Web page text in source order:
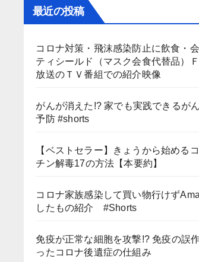
最近の投稿
コロナ対策・飛沫感染防止に飲食・
ティシールド（マスク会食代替品）
放送のＴＶ番組での紹介映像
がんが消えた!? 家でも実践できるが
予防 #shorts
【ベストセラー】きょうから始める
チン解毒17の方法【本要約】
コロナ家族感染して買い物行けず
したもの紹介 #Shorts
免疫が正常な細胞を攻撃!? 免疫の誤
ったコロナ後遺症の仕組み